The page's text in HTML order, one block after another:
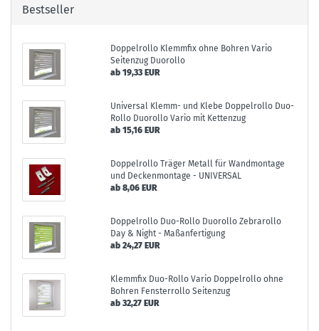
Bestseller
Doppelrollo Klemmfix ohne Bohren Vario
Seitenzug Duorollo
ab 19,33 EUR
Universal Klemm- und Klebe Doppelrollo Duo-
Rollo Duorollo Vario mit Kettenzug
ab 15,16 EUR
Doppelrollo Träger Metall für Wandmontage
und Deckenmontage - UNIVERSAL
ab 8,06 EUR
Doppelrollo Duo-Rollo Duorollo Zebrarollo
Day & Night - Maßanfertigung
ab 24,27 EUR
Klemmfix Duo-Rollo Vario Doppelrollo ohne
Bohren Fensterrollo Seitenzug
ab 32,27 EUR